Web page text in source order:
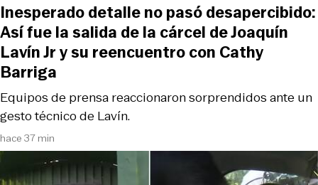
hace 37 min
Equipos de prensa reaccionaron sorprendidos ante un
gesto técnico de Lavín.
Inesperado detalle no pasó desapercibido:
Así fue la salida de la cárcel de Joaquín
Lavín Jr y su reencuentro con Cathy
Barriga